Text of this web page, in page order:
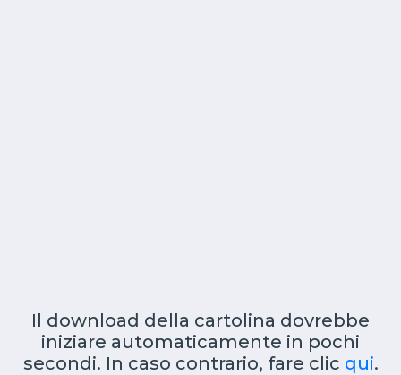
Il download della cartolina dovrebbe
iniziare automaticamente in pochi
secondi. In caso contrario, fare clic qui.